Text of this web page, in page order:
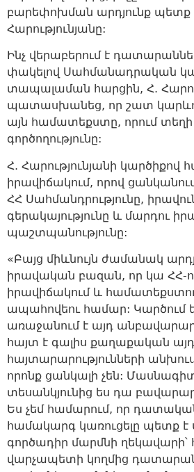
բարեփոխման արդյունք պետք
Հարությունյանը:
Ինչ վերաբերում է
փակելով Սահմանադրական
տապալաման հարցին, Հ.
պատասխանեց, որ շատ
այն համատեքստը, որում տեղի
գործողությունը:
Հ. Հարությունյանի կարծիքով
իրավիճակում, որով
ՀՀ Սահմանդրությունը,
գերակայությունը և մարդու
պաշտպանությունը:
«Բայց միևնույն ժամանակ
իրավական բազան, որ կա ՀՀ-
իրավիճակում և
ապահովեու համար: Կարծում
առաջանում է այդ
հայտ է գալիս քաղաքական
հայտարարությունների
որոնք ցանկալի չեն:
տեսանկյունից ես դա
Ես չեմ համարում, որ
համակարգ կառուցելը պետք է
գործադիր մարմնի ղեկավարի՝
վարչապետի կողմից